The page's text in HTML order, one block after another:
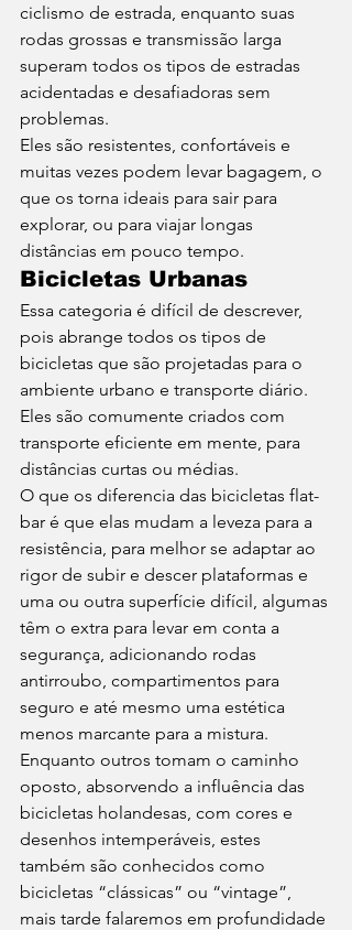
ciclismo de estrada, enquanto suas
rodas grossas e transmissão larga
superam todos os tipos de estradas
acidentadas e desafiadoras sem
problemas.
Eles são resistentes, confortáveis e
muitas vezes podem levar bagagem, o
que os torna ideais para sair para
explorar, ou para viajar longas
distâncias em pouco tempo.
Bicicletas Urbanas
Essa categoria é difícil de descrever,
pois abrange todos os tipos de
bicicletas que são projetadas para o
ambiente urbano e transporte diário.
Eles são comumente criados com
transporte eficiente em mente, para
distâncias curtas ou médias.
O que os diferencia das bicicletas flat-
bar é que elas mudam a leveza para a
resistência, para melhor se adaptar ao
rigor de subir e descer plataformas e
uma ou outra superfície difícil, algumas
têm o extra para levar em conta a
segurança, adicionando rodas
antirroubo, compartimentos para
seguro e até mesmo uma estética
menos marcante para a mistura.
Enquanto outros tomam o caminho
oposto, absorvendo a influência das
bicicletas holandesas, com cores e
desenhos intemperáveis, estes
também são conhecidos como
bicicletas “clássicas” ou “vintage”,
mais tarde falaremos em profundidade